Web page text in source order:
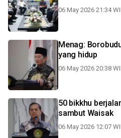
06 May 2026 21:34
Menag:
yang hidup
06 May 2026 20:38
50 bikkhu
sambut Waisak
06 May 2026 12:07